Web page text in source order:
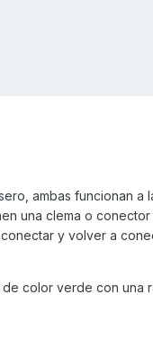
ambas funcionan a
una clema o
y volver a
color verde con una